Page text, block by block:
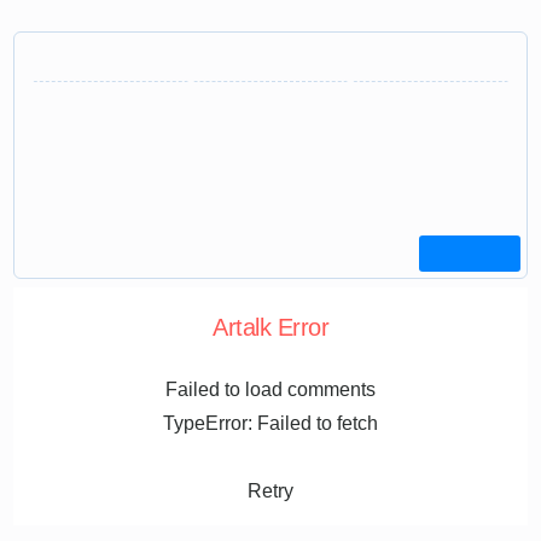
Artalk Error
Failed to load comments
TypeError: Failed to fetch
Retry